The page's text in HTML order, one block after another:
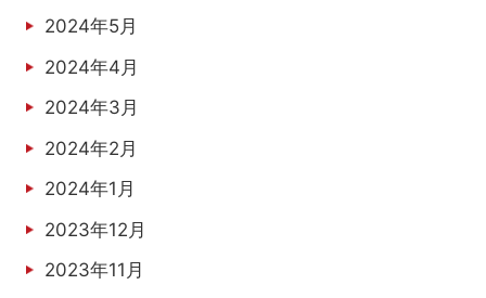
2024年5月
2024年4月
2024年3月
2024年2月
2024年1月
2023年12月
2023年11月